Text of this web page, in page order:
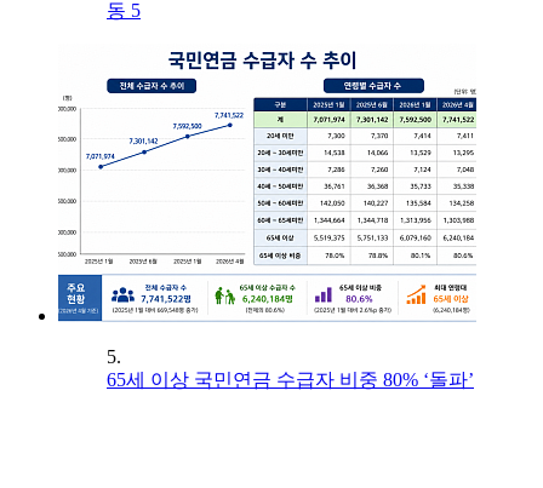
동 5
5.
65세 이상 국민연금 수급자 비중 80% ‘돌파’